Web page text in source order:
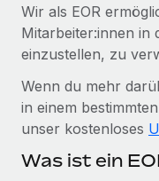
Frag unsere
Hilfe von
Einfacheres
Compliance
Lückenlose
Beratung zu
So hat der KI-
Remote um 120
Weaviate auf einen
Insights Center
Hol dir
Alle Ressourcen
BLOG
Wir als EOR
Mitarbeiter:innen in
einzustellen, zu
Wenn du mehr
in einem
unser kostenloses
Was ist ein